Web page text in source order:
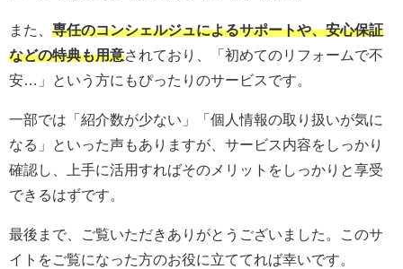
また、 専任のコンシェルジュによるサポートや、安心保証
などの特典も用意されており、「初めてのリフォームで不
安…」という方にもぴったりのサービスです。
一部では「紹介数が少ない」「個人情報の取り扱いが気に
なる」といった声もありますが、サービス内容をしっかり
確認し、上手に活用すればそのメリットをしっかりと享受
できるはずです。
最後まで、ご覧いただきありがとうございました。このサ
イトをご覧になった方のお役に立ててれば幸いです。